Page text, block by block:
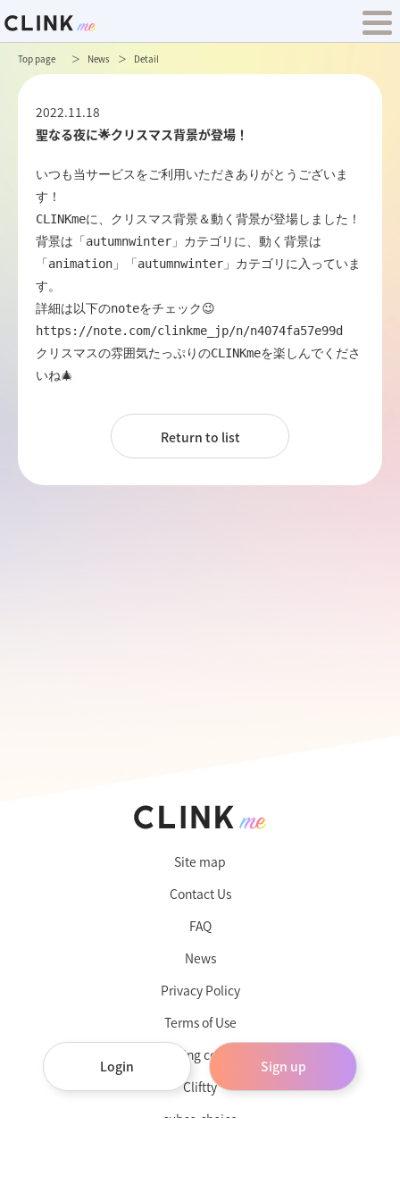
Top page News Detail
2022.11.18
聖なる夜に🌟クリスマス背景が登場！
いつも当サービスをご利用いただきありがとうございま
す！
CLINKmeに、クリスマス背景＆動く背景が登場しました！
背景は「autumnwinter」カテゴリに、動く背景は
「animation」「autumnwinter」カテゴリに入っていま
す。
https://note.com/clinkme_jp/n/n4074fa57e99d
クリスマスの雰囲気たっぷりのCLINKmeを楽しんでくださ
いね🎄
Return to list
Login Sign up
Site map
Contact Us
FAQ
News
Privacy Policy
Terms of Use
Operating company
Cliftty
subsc-choice